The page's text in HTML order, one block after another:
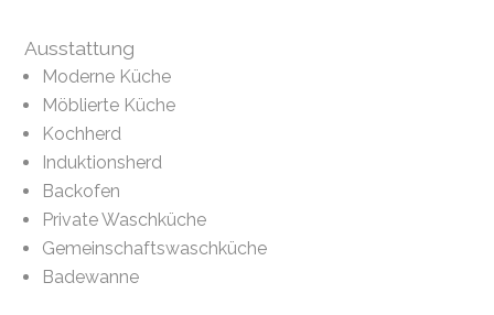
Ausstattung
Moderne Küche
Möblierte Küche
Kochherd
Induktionsherd
Backofen
Private Waschküche
Gemeinschaftswaschküche
Badewanne